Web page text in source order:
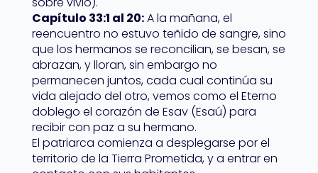
Capítulo 33:1 al 20:A la mañana, el
reencuentro no estuvo teñido de sangre, sino
que los hermanos se reconcilian, se besan, se
abrazan, y lloran, sin embargo no
permanecen juntos, cada cual continúa su
vida alejado del otro, vemos como el Eterno
doblego el corazón de Esav (Esaú) para
recibir con paz a su hermano.
El patriarca comienza a desplegarse por el
territorio de la Tierra Prometida, y a entrar en